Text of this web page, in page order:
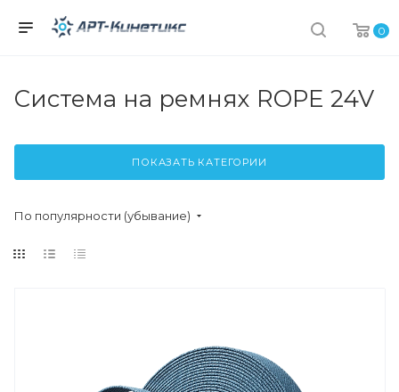
0
Система на ремнях ROPE 24V
ПОКАЗАТЬ КАТЕГОРИИ
По популярности (убывание)